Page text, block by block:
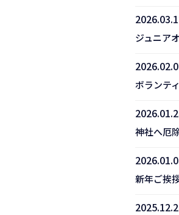
ジュニア
ボランテ
神社へ厄
新年ご挨